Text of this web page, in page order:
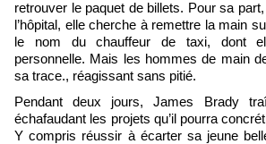
retrouver le paquet de billets. Pour sa
l’hôpital, elle cherche à remettre la main
le nom du chauffeur de taxi, dont
personnelle. Mais les hommes de main
sa trace., réagissant sans pitié.
Pendant deux jours, James Brady
échafaudant les projets qu’il pourra
Y compris réussir à écarter sa jeune